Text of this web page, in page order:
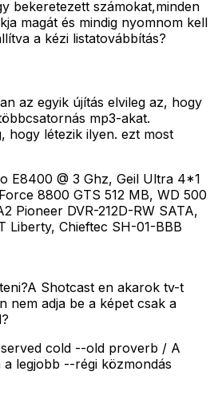
bekeretezett számokat,minden
magát és mindig nyomnom kell
a kézi listatovábbítás?
az egyik újítás elvileg az, hogy
mp3-akat.
hogy létezik ilyen. ezt most
E8400 @ 3 Ghz, Geil Ultra 4*1
8800 GTS 512 MB, WD 500
Pioneer DVR-212D-RW SATA,
Liberty, Chieftec SH-01-BBB
Shotcast en akarok tv-t
nem adja be a képet csak a
served cold --old proverb / A
a legjobb --régi közmondás